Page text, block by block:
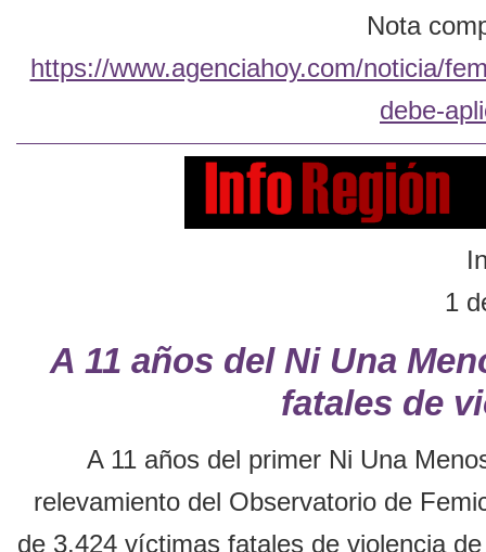
Nota
https://www.agenciahoy.com/noticia/
debe-
1
A 11 años del Ni Una
fatales de
A 11 años del primer Ni Una
relevamiento del Observatorio de
de 3.424 víctimas fatales de violencia